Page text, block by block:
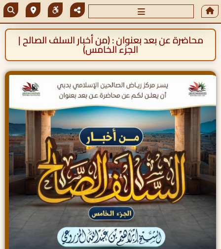
محاضرة عن بعد بعنوان : (من أخبار السلف الصالح |
الجزء الخامس)